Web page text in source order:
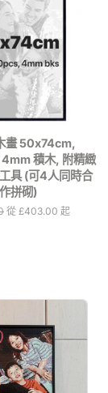
畫 50x74cm,
積木, 附精緻
具 (可4人同時合
作拼砌)
從 £403.00 起